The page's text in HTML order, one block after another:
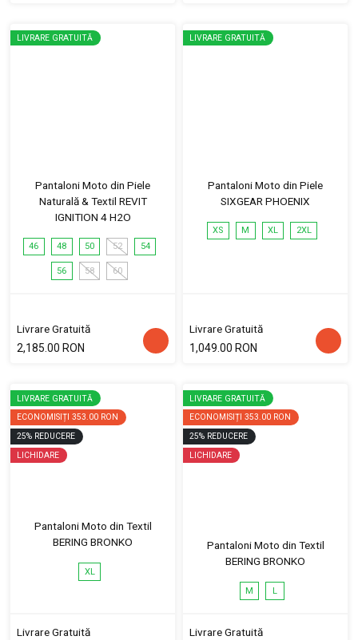
LIVRARE GRATUITĂ
Pantaloni Moto din Piele
Naturală & Textil REVIT
IGNITION 4 H2O
46 48 50 52 54
56 58 60
Livrare Gratuită
2,185.00 RON
LIVRARE GRATUITĂ
Pantaloni Moto din Piele
SIXGEAR PHOENIX
XS M XL 2XL
Livrare Gratuită
1,049.00 RON
LIVRARE GRATUITĂ
ECONOMISIȚI 353.00 RON
25% REDUCERE
LICHIDARE
Pantaloni Moto din Textil
BERING BRONKO
XL
Livrare Gratuită
LIVRARE GRATUITĂ
ECONOMISIȚI 353.00 RON
25% REDUCERE
LICHIDARE
Pantaloni Moto din Textil
BERING BRONKO
M L
Livrare Gratuită